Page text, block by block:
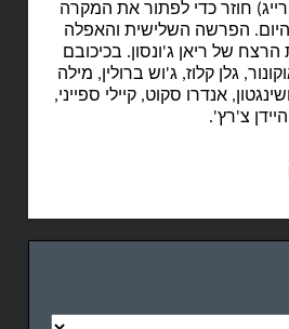
חוזר כדי לפתור את המקרה
היום. הפרשה השלישית והאפלה
של ריאן ג'ונסון. בכיכובם
גלן קלוז, ג'וש ברולין, מילה
אנדרו סקוט, קיילי ספייני,
צ'רץ'.